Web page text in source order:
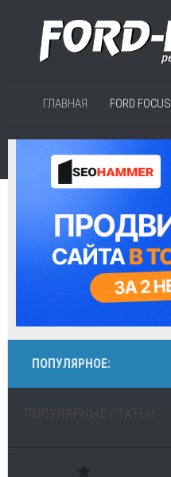
ГЛАВНАЯ FORD FOCUS
ПОПУЛЯРНОЕ: